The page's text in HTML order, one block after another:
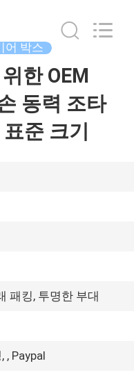
어 박스
한 OEM
동력 조타
준 크기
패킹, 투명한 부대
, Paypal